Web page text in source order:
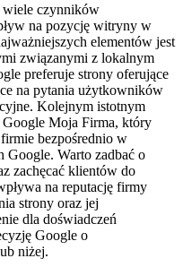
wiele czynników
na pozycję witryny w
elementów jest
związanymi z lokalnym
preferuje strony oferujące
na pytania użytkowników
Kolejnym istotnym
Moja Firma, który
bezpośrednio w
Google. Warto zadbać o
zachęcać klientów do
na reputację firmy
strony oraz jej
dla doświadczeń
Google o
niżej.